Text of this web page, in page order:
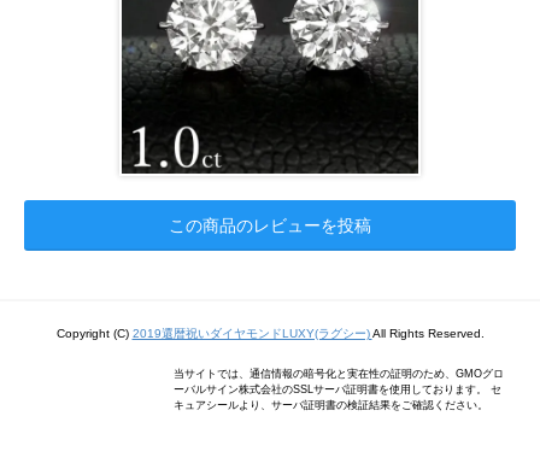
この商品のレビューを投稿
Copyright (C) 2019還暦祝いダイヤモンドLUXY(ラグシー)All Rights Reserved.
当サイトでは、通信情報の暗号化と実在性の証明のため、GMOグロ
ーバルサイン株式会社のSSLサーバ証明書を使用しております。 セ
キュアシールより、サーバ証明書の検証結果をご確認ください。